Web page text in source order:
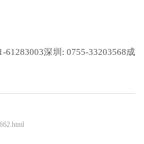
61283003深圳: 0755-33203568成